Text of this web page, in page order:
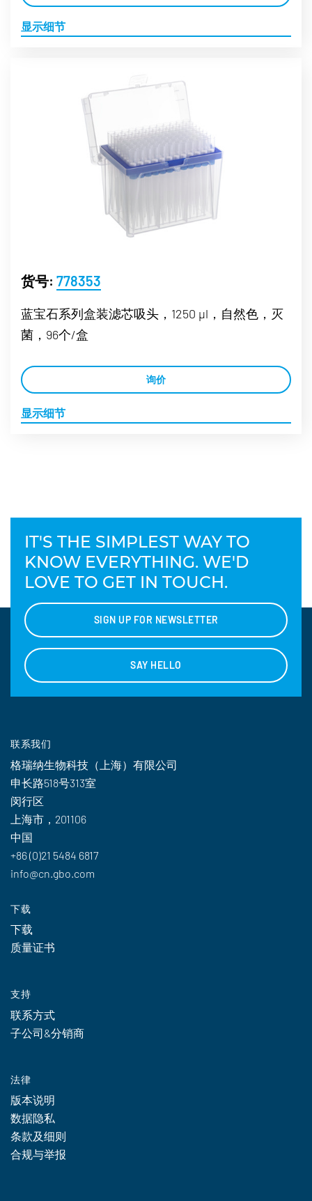
显示细节
货号: 778353
蓝宝石系列盒装滤芯吸头，1250 µl，自然色，灭
菌，96个/盒
询价
显示细节
IT'S THE SIMPLEST WAY TO
KNOW EVERYTHING. WE'D
LOVE TO GET IN TOUCH.
SIGN UP FOR NEWSLETTER
SAY HELLO
联系我们
格瑞纳生物科技（上海）有限公司
申长路518号313室
闵行区
上海市，201106
中国
+86 (0)21 5484 6817
info@cn.gbo.com
下载
下载
质量证书
支持
联系方式
子公司&分销商
法律
版本说明
数据隐私
条款及细则
合规与举报